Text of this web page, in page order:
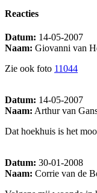
Reacties
Datum: 14-05-2007
Naam: Giovanni van
Zie ook foto 11044
Datum: 14-05-2007
Naam: Arthur van
Dat hoekhuis is het
Datum: 30-01-2008
Naam: Corrie van de